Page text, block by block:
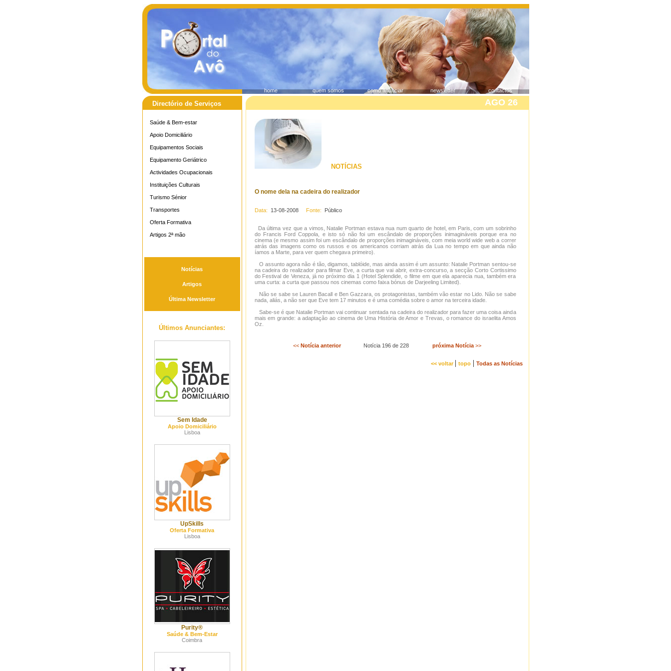
home quem somos como anunciar newsletter contactos
Directório de Serviços AGO 26
Saúde & Bem-estar
Apoio Domiciliário
Equipamentos Sociais
Equipamento Geriátrico
Actividades Ocupacionais
Instituições Culturais
Turismo Sénior
Transportes
Oferta Formativa
Artigos 2ª mão
Notícias
Artigos
Última Newsletter
Últimos Anunciantes:
Sem Idade
Apoio Domiciliário
Lisboa
UpSkills
Oferta Formativa
Lisboa
Purity®
Saúde & Bem-Estar
Coimbra
NOTÍCIAS
O nome dela na cadeira do realizador
Data: 13-08-2008Fonte: Público
Da última vez que a vimos, Natalie Portman estava nua num quarto de hotel, em Paris, com um sobrinho
do Francis Ford Coppola, e isto só não foi um escândalo de proporções inimagináveis porque era no
cinema (e mesmo assim foi um escândalo de proporções inimagináveis, com meia world wide web a correr
atrás das imagens como os russos e os americanos corriam atrás da Lua no tempo em que ainda não
íamos a Marte, para ver quem chegava primeiro).
O assunto agora não é tão, digamos, tablóide, mas ainda assim é um assunto: Natalie Portman sentou-se
na cadeira do realizador para filmar Eve, a curta que vai abrir, extra-concurso, a secção Corto Cortissimo
do Festival de Veneza, já no próximo dia 1 (Hotel Splendide, o filme em que ela aparecia nua, também era
uma curta: a curta que passou nos cinemas como faixa bónus de Darjeeling Limited).
Não se sabe se Lauren Bacall e Ben Gazzara, os protagonistas, também vão estar no Lido. Não se sabe
nada, aliás, a não ser que Eve tem 17 minutos e é uma comédia sobre o amor na terceira idade.
Sabe-se é que Natalie Portman vai continuar sentada na cadeira do realizador para fazer uma coisa ainda
mais em grande: a adaptação ao cinema de Uma História de Amor e Trevas, o romance do israelita Amos
Oz.
<< Notícia anteriorNotícia 196 de 228 próxima Notícia >>
<< voltar | topo| Todas as Notícias